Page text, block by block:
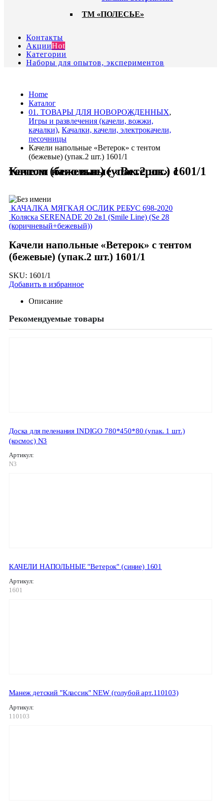
ТМ «ПОЛЕСЬЕ»
Контакты
АкцииHot
Категории
Наборы для опытов, экспериментов
Home
Каталог
01. ТОВАРЫ ДЛЯ НОВОРОЖДЕННЫХ,
Игры и развлечения (качели, вожжи,
качалки), Качалки, качели, электрокачели,
песочницы
Качели напольные «Ветерок» с тентом
(бежевые) (упак.2 шт.) 1601/1
Качели напольные «Ветерок» с тентом (бежевые) (упак.2 шт.) 1601/1
КАЧАЛКА МЯГКАЯ ОСЛИК РЕБУС 698-2020
Коляска SERENADE 20 2в1 (Smile Line) (Se 28
(коричневый+бежевый))
Качели напольные «Ветерок» с тентом
(бежевые) (упак.2 шт.) 1601/1
SKU: 1601/1
Добавить в избранное
Описание
Рекомендуемые товары
Доска для пеленания INDIGO 780*450*80 (упак. 1 шт.)
(космос) N3
Артикул:
N3
КАЧЕЛИ НАПОЛЬНЫЕ "Ветерок" (синие) 1601
Артикул:
1601
Манеж детский "Классик" NEW (голубой арт.110103)
Артикул:
110103